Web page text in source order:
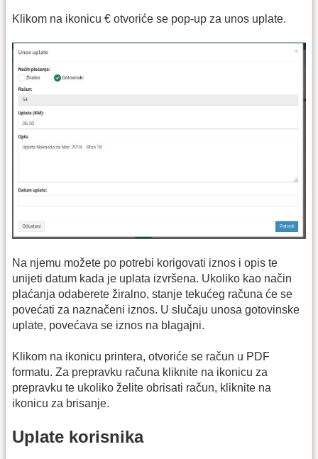
Klikom na ikonicu € otvoriće se pop-up za unos uplate.
Na njemu možete po potrebi korigovati iznos i opis te
unijeti datum kada je uplata izvršena. Ukoliko kao način
plaćanja odaberete žiralno, stanje tekućeg računa će se
povećati za naznačeni iznos. U slučaju unosa gotovinske
uplate, povećava se iznos na blagajni.
Klikom na ikonicu printera, otvoriće se račun u PDF
formatu. Za prepravku računa kliknite na ikonicu za
prepravku te ukoliko želite obrisati račun, kliknite na
ikonicu za brisanje.
Uplate korisnika